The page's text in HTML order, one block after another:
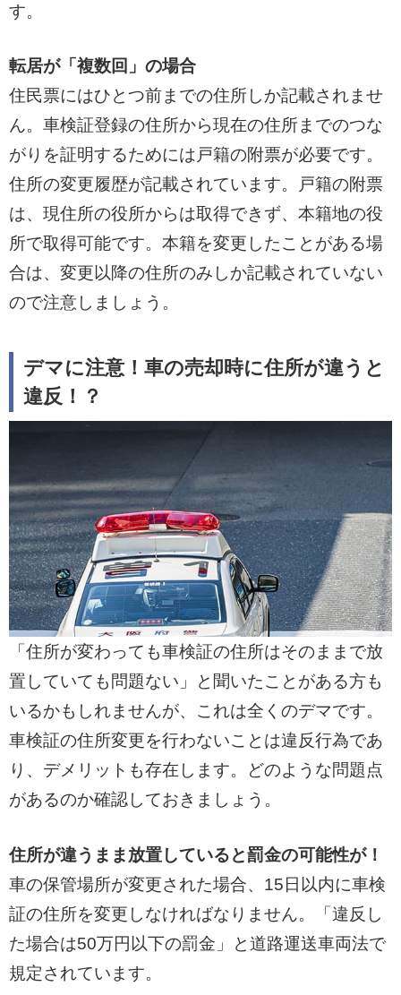
す。
転居が「複数回」の場合
住民票にはひとつ前までの住所しか記載されませ
ん。車検証登録の住所から現在の住所までのつな
がりを証明するためには戸籍の附票が必要です。
住所の変更履歴が記載されています。戸籍の附票
は、現住所の役所からは取得できず、本籍地の役
所で取得可能です。本籍を変更したことがある場
合は、変更以降の住所のみしか記載されていない
ので注意しましょう。
デマに注意！車の売却時に住所が違うと
違反！？
「住所が変わっても車検証の住所はそのままで放
置していても問題ない」と聞いたことがある方も
いるかもしれませんが、これは全くのデマです。
車検証の住所変更を行わないことは違反行為であ
り、デメリットも存在します。どのような問題点
があるのか確認しておきましょう。
住所が違うまま放置していると罰金の可能性が！
車の保管場所が変更された場合、15日以内に車検
証の住所を変更しなければなりません。「違反し
た場合は50万円以下の罰金」と道路運送車両法で
規定されています。